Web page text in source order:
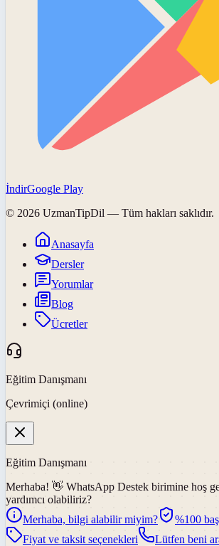
İndirGoogle Play
© 2026 UzmanTipDil — Tüm hakları saklıdır.
Anasayfa
Dersler
Yorumlar
Blog
Ücretler
Eğitim Danışmanı
Çevrimiçi (online)
Eğitim Danışmanı
Merhaba! 👋 WhatsApp Destek birimine hoş
yardımcı olabiliriz?
Merhaba, bilgi alabilir miyim?
%100
Fiyat ve taksit seçenekleri
Lütfen beni